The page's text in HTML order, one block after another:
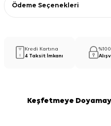
Ödeme Seçenekleri
Kredi Kartına
4 Taksit İmkanı
Keşfetmeye